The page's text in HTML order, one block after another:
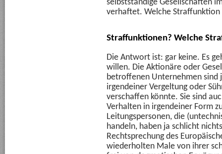
selbstständige Gesellschaften
verhaftet. Welche Straffunktion
Straffunktionen? Welche
Die Antwort ist: gar keine. Es
willen. Die Aktionäre oder
betroffenen Unternehmen sind
irgendeiner Vergeltung oder
verschaffen könnte. Sie sind
Verhalten in irgendeiner Form
Leitungspersonen, die
handeln, haben ja schlicht
Rechtsprechung des
wiederholten Male von ihrer